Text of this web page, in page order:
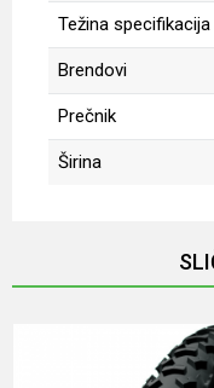
Težina specifikacija
Brendovi
Prečnik
Širina